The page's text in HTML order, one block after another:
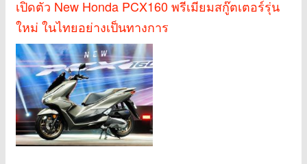
เปิดตัว New Honda PCX160 พรีเมียมสกู๊ตเตอร์รุ่น
ใหม่ ในไทยอย่างเป็นทางการ